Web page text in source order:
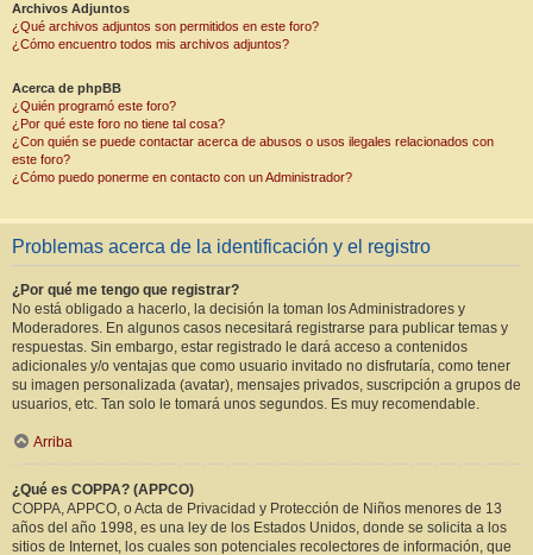
Archivos Adjuntos
¿Qué archivos adjuntos son permitidos en este foro?
¿Cómo encuentro todos mis archivos adjuntos?
Acerca de phpBB
¿Quién programó este foro?
¿Por qué este foro no tiene tal cosa?
¿Con quién se puede contactar acerca de abusos o usos ilegales relacionados con
este foro?
¿Cómo puedo ponerme en contacto con un Administrador?
Problemas acerca de la identificación y el registro
¿Por qué me tengo que registrar?
No está obligado a hacerlo, la decisión la toman los Administradores y
Moderadores. En algunos casos necesitará registrarse para publicar temas y
respuestas. Sin embargo, estar registrado le dará acceso a contenidos
adicionales y/o ventajas que como usuario invitado no disfrutaría, como tener
su imagen personalizada (avatar), mensajes privados, suscripción a grupos de
usuarios, etc. Tan solo le tomará unos segundos. Es muy recomendable.
Arriba
¿Qué es COPPA? (APPCO)
COPPA, APPCO, o Acta de Privacidad y Protección de Niños menores de 13
años del año 1998, es una ley de los Estados Unidos, donde se solicita a los
sitios de Internet, los cuales son potenciales recolectores de información, que